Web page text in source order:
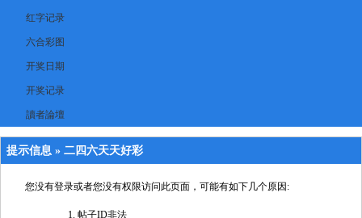
红字记录
六合彩图
开奖日期
开奖记录
讀者論壇
提示信息 » 二四六天天好彩
您没有登录或者您没有权限访问此页面，可能有如下几个原因:
帖子ID非法